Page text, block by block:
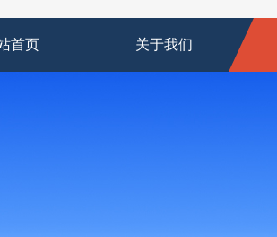
首页 关于我们